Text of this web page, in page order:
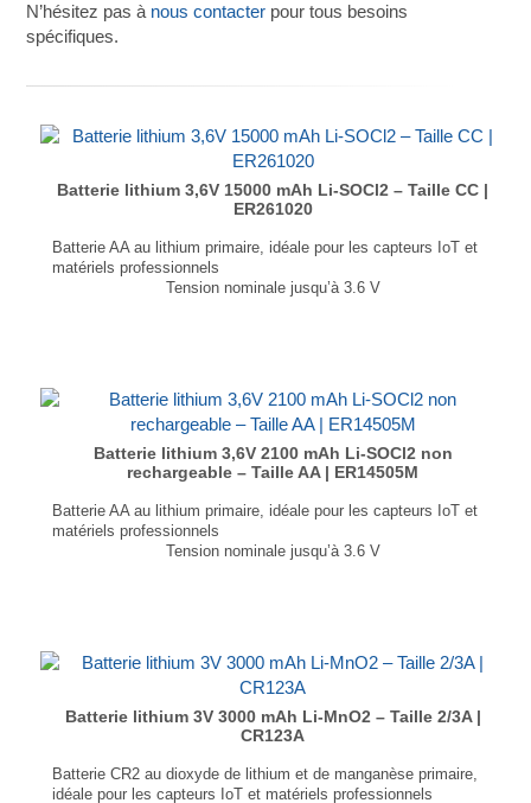
N’hésitez pas à nous contacter pour tous besoins
spécifiques.
Batterie lithium 3,6V 15000 mAh Li-SOCl2 – Taille CC |
ER261020
Batterie AA au lithium primaire, idéale pour les capteurs IoT et
matériels professionnels
Tension nominale jusqu’à 3.6 V
...
Batterie lithium 3,6V 2100 mAh Li-SOCl2 non
rechargeable – Taille AA | ER14505M
Batterie AA au lithium primaire, idéale pour les capteurs IoT et
matériels professionnels
Tension nominale jusqu’à 3.6 V
Non rechargeable
...
Batterie lithium 3V 3000 mAh Li-MnO2 – Taille 2/3A |
CR123A
Batterie CR2 au dioxyde de lithium et de manganèse primaire,
idéale pour les capteurs IoT et matériels professionnels